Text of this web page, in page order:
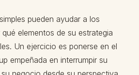
pueden ayudar a los
elementos de su estrategia
Un ejercicio es ponerse en el
empeñada en interrumpir su